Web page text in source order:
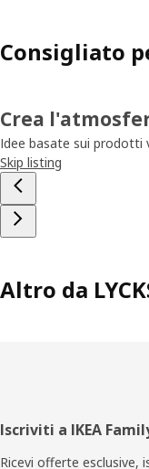
Consigliato
Crea
Idee basate sui prodotti
Skip listing
Altro da
Piè
di
Iscriviti a IKEA
Ricevi offerte esclusive,